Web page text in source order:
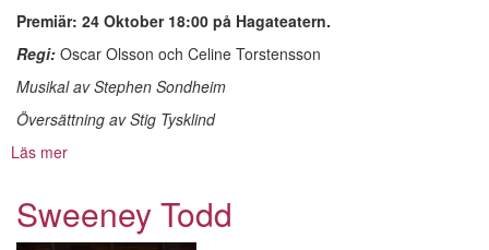
Premiär: 24 Oktober 18:00 på Hagateatern.
Regi: Oscar Olsson och Celine Torstensson
Musikal av Stephen Sondheim
Översättning av Stig Tysklind
Läs mer
Sweeney Todd